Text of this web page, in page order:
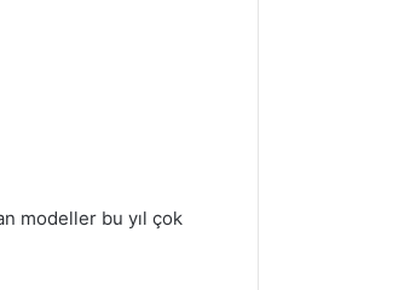
modeller bu yıl çok